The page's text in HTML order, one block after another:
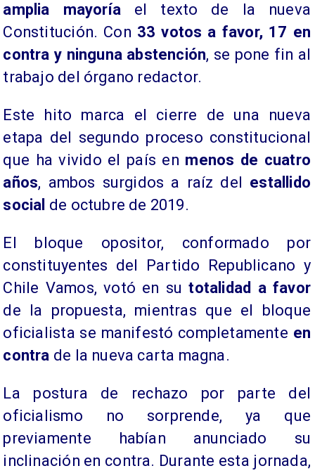
amplia mayoría el texto de la nueva
Constitución. Con 33 votos a favor, 17 en
contra y ninguna abstención, se pone fin al
trabajo del órgano redactor.
Este hito marca el cierre de una nueva
etapa del segundo proceso constitucional
que ha vivido el país en menos de cuatro
años, ambos surgidos a raíz del estallido
social de octubre de 2019.
El bloque opositor, conformado por
constituyentes del Partido Republicano y
Chile Vamos, votó en su totalidad a favor
de la propuesta, mientras que el bloque
oficialista se manifestó completamente en
contra de la nueva carta magna.
La postura de rechazo por parte del
oficialismo no sorprende, ya que
previamente habían anunciado su
inclinación en contra. Durante esta jornada,